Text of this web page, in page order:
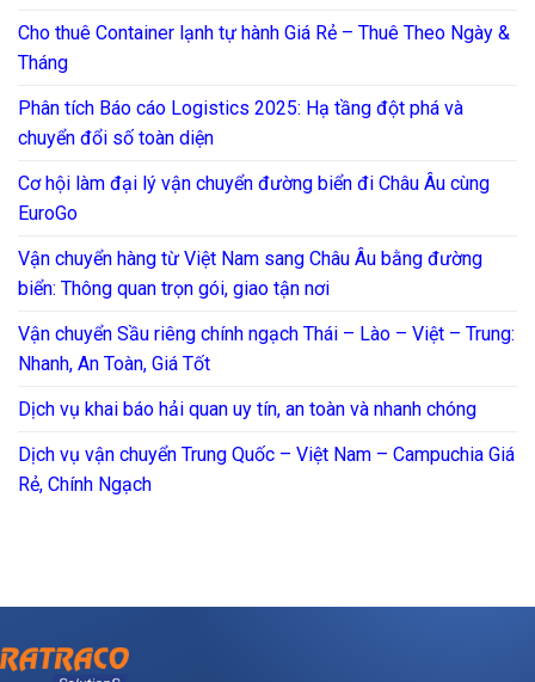
Cho thuê Container lạnh tự hành Giá Rẻ – Thuê Theo Ngày &
Tháng
Phân tích Báo cáo Logistics 2025: Hạ tầng đột phá và
chuyển đổi số toàn diện
Cơ hội làm đại lý vận chuyển đường biển đi Châu Âu cùng
EuroGo
Vận chuyển hàng từ Việt Nam sang Châu Âu bằng đường
biển: Thông quan trọn gói, giao tận nơi
Vận chuyển Sầu riêng chính ngạch Thái – Lào – Việt – Trung:
Nhanh, An Toàn, Giá Tốt
Dịch vụ khai báo hải quan uy tín, an toàn và nhanh chóng
Dịch vụ vận chuyển Trung Quốc – Việt Nam – Campuchia Giá
Rẻ, Chính Ngạch